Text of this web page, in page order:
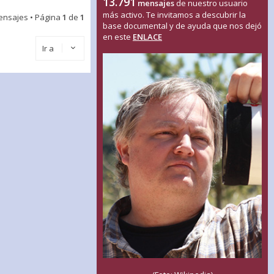
• Página 1 de 1
Ir a
mensajes de nuestro usuario
más activo. Te invitamos a descubrir la
base documental y de ayuda que nos dejó
en este ENLACE